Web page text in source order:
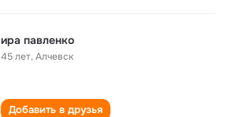
ира павленко
45 лет,Алчевск
Добавить в друзья